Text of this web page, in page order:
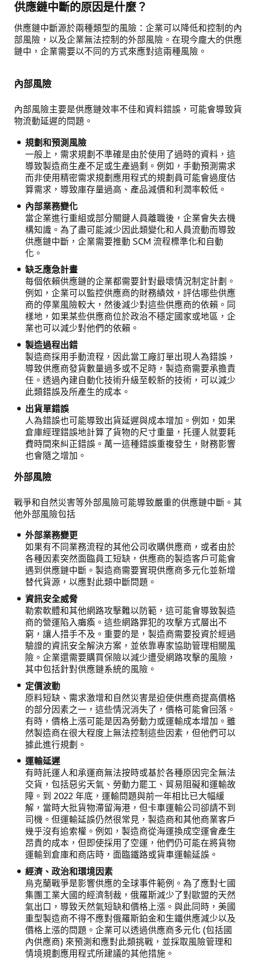
供應鏈中斷的原因是什麼？
供應鏈中斷源於兩種類型的風險：企業可以降低和控制的內
部風險，以及企業無法控制的外部風險。在現今龐大的供應
鏈中，企業需要以不同的方式來應對這兩種風險。
內部風險
內部風險主要是供應鏈效率不佳和資料錯誤，可能會導致貨
物流動延遲的問題。
規劃和預測風險
一般上，需求規劃不準確是由於使用了過時的資料，這
導致製造商生產不足或生產過剩。例如，手動預測需求
而非使用精密需求規劃應用程式的規劃員可能會過度估
算需求，導致庫存量過高、產品減價和利潤率較低。
內部業務變化
當企業進行重組或部分關鍵人員離職後，企業會失去機
構知識。為了盡可能減少因此類變化和人員流動而導致
供應鏈中斷，企業需要推動 SCM 流程標準化和自動
化。
缺乏應急計畫
每個依賴供應鏈的企業都需要針對最壞情況制定計劃。
例如，企業可以監控供應商的財務績效，評估哪些供應
商的停業風險較大，然後減少對這些供應商的依賴。同
樣地，如果某些供應商位於政治不穩定國家或地區，企
業也可以減少對他們的依賴。
製造過程出錯
製造商採用手動流程，因此當工廠訂單出現人為錯誤，
導致供應商發貨數量過多或不足時，製造商需要承擔責
任。透過內建自動化技術升級至較新的技術，可以減少
此類錯誤及所產生的成本。
出貨單錯誤
人為錯誤也可能導致出貨延遲與成本增加。例如，如果
倉庫經理錯誤地計算了貨物的尺寸重量，托運人就要耗
費時間來糾正錯誤。萬一這種錯誤重複發生，財務影響
也會隨之增加。
外部風險
戰爭和自然災害等外部風險可能導致嚴重的供應鏈中斷。其
他外部風險包括
外部業務變更
如果有不同業務流程的其他公司收購供應商，或者由於
各種因素突然面臨員工短缺，供應商的製造客戶可能會
遇到供應鏈中斷。製造商需要實現供應商多元化並新增
替代貨源，以應對此類中斷問題。
資訊安全威脅
勒索軟體和其他網路攻擊難以防範，這可能會導致製造
商的營運陷入癱瘓。這些網路罪犯的攻擊方式層出不
窮，讓人措手不及。重要的是，製造商需要投資於經過
驗證的資訊安全解決方案，並依靠專家協助管理相關風
險。企業還需要購買保險以減少遭受網路攻擊的風險，
其中包括針對供應鏈系統的風險。
定價波動
原料短缺、需求激增和自然災害是迫使供應商提高價格
的部分因素之一，這些情況消失了，價格可能會回落。
有時，價格上漲可能是因為勞動力或運輸成本增加。雖
然製造商在很大程度上無法控制這些因素，但他們可以
據此進行規劃。
運輸延遲
有時託運人和承運商無法按時或基於各種原因完全無法
交貨，包括惡劣天氣、勞動力罷工、貿易阻礙和運輸故
障。到 2022 年底，運輸問題與前一年相比已大幅緩
解，當時大批貨物滯留海港，但卡車運輸公司卻請不到
司機。但運輸延誤仍然很常見，製造商和其他商業客戶
幾乎沒有追索權。例如，製造商從海運換成空運會產生
昂貴的成本，但即使採用了空運，他們仍可能在將貨物
運輸到倉庫和商店時，面臨鐵路或貨車運輸延誤。
經濟、政治和環境因素
烏克蘭戰爭是影響供應的全球事件範例。為了應對七國
集團工業大國的經濟制裁，俄羅斯減少了對歐盟的天然
氣出口，導致天然氣短缺和價格上漲。與此同時，美國
重型製造商不得不應對俄羅斯鉑金和生鐵供應減少以及
價格上漲的問題。企業可以透過供應商多元化 (包括國
內供應商) 來預測和應對此類挑戰，並採取風險管理和
情境規劃應用程式所建議的其他措施。